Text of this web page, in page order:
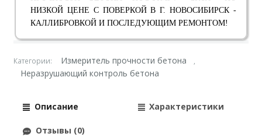
НИЗКОЙ ЦЕНЕ С ПОВЕРКОЙ В Г. НОВОСИБИРСК -
КАЛЛИБРОВКОЙ И ПОСЛЕДУЮЩИМ РЕМОНТОМ!
Категории: Измеритель прочности бетона ,
Неразрушающий контроль бетона
Описание Характеристики
Отзывы (0)